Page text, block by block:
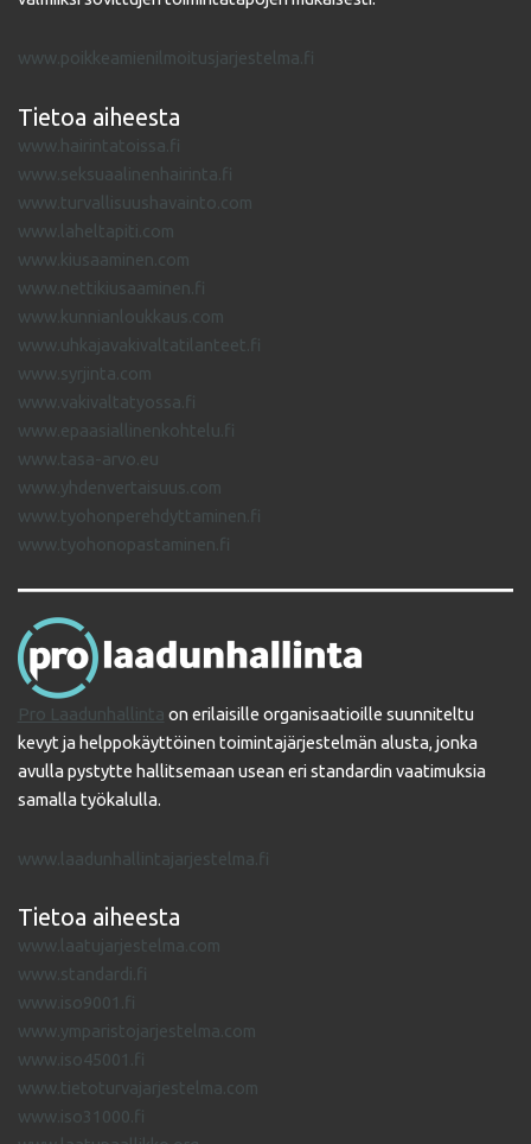
www.poikkeamienilmoitusjarjestelma.fi
Tietoa aiheesta
www.hairintatoissa.fi
www.seksuaalinenhairinta.fi
www.turvallisuushavainto.com
www.laheltapiti.com
www.kiusaaminen.com
www.nettikiusaaminen.fi
www.kunnianloukkaus.com
www.uhkajavakivaltatilanteet.fi
www.syrjinta.com
www.vakivaltatyossa.fi
www.epaasiallinenkohtelu.fi
www.tasa-arvo.eu
www.yhdenvertaisuus.com
www.tyohonperehdyttaminen.fi
www.tyohonopastaminen.fi
Pro Laadunhallinta on erilaisille organisaatioille suunniteltu
kevyt ja helppokäyttöinen toimintajärjestelmän alusta, jonka
avulla pystytte hallitsemaan usean eri standardin vaatimuksia
samalla työkalulla.
www.laadunhallintajarjestelma.fi
Tietoa aiheesta
www.laatujarjestelma.com
www.standardi.fi
www.iso9001.fi
www.ymparistojarjestelma.com
www.iso45001.fi
www.tietoturvajarjestelma.com
www.iso31000.fi